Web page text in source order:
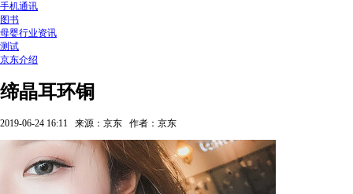
手机通讯
图书
母婴行业资讯
测试
京东介绍
缔晶耳环铜
2019-06-24 16:11 来源：京东 作者：京东